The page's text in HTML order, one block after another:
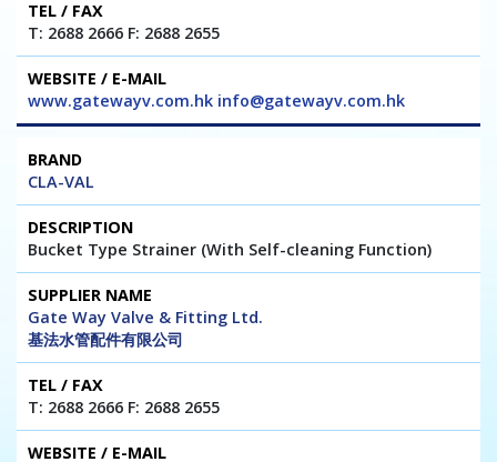
T: 2688 2666 F: 2688 2655
www.gatewayv.com.hk info@gatewayv.com.hk
CLA-VAL
Bucket Type Strainer (With Self-cleaning Function)
Gate Way Valve & Fitting Ltd.
基法水管配件有限公司
T: 2688 2666 F: 2688 2655